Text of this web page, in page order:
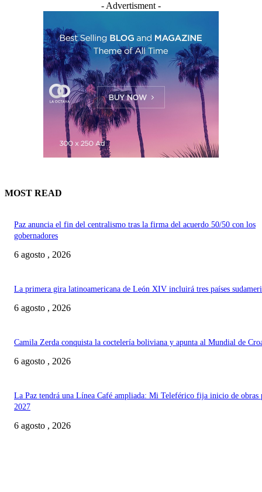
- Advertisment -
MOST READ
Paz anuncia el fin del centralismo tras la firma del acuerdo 50/50 con los
gobernadores
6 agosto , 2026
La primera gira latinoamericana de León XIV incluirá tres países
6 agosto , 2026
Camila Zerda conquista la coctelería boliviana y apunta al Mundial de
6 agosto , 2026
La Paz tendrá una Línea Café ampliada: Mi Teleférico fija inicio de obras
2027
6 agosto , 2026